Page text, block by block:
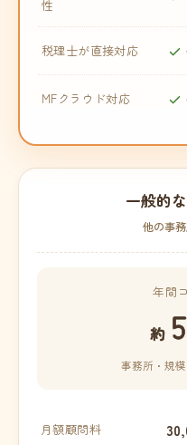
性
税理士が直接対応
MFクラウド対応
一般的
他の事
年間
約
事務所・規
月額顧問料